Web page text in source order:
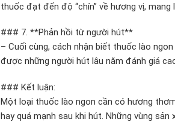
thuốc đạt đến độ “chín” về hương vị,
### 7. **Phản hồi từ người hút**
– Cuối cùng, cách nhận biết thuốc lào
được những người hút lâu năm đánh giá
### Kết luận:
Một loại thuốc lào ngon cần có hương
hay quá mạnh sau khi hút. Những vùng